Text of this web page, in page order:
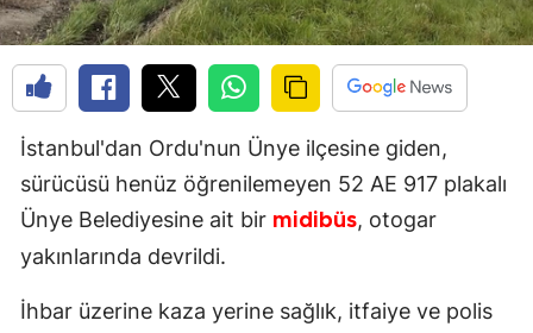
İstanbul'dan Ordu'nun Ünye ilçesine giden,
sürücüsü henüz öğrenilemeyen 52 AE 917 plakalı
Ünye Belediyesine ait bir midibüs, otogar
yakınlarında devrildi.
İhbar üzerine kaza yerine sağlık, itfaiye ve polis